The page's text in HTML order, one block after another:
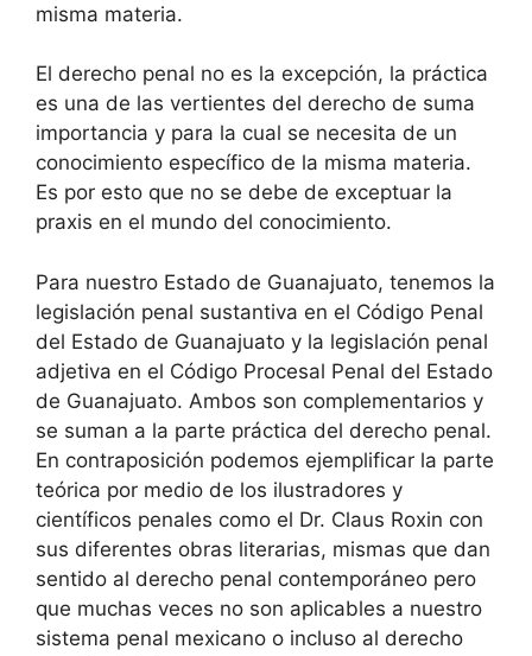
misma materia.
El derecho penal no es la excepción, la práctica
es una de las vertientes del derecho de suma
importancia y para la cual se necesita de un
conocimiento específico de la misma materia.
Es por esto que no se debe de exceptuar la
praxis en el mundo del conocimiento.
Para nuestro Estado de Guanajuato, tenemos la
legislación penal sustantiva en el Código Penal
del Estado de Guanajuato y la legislación penal
adjetiva en el Código Procesal Penal del Estado
de Guanajuato. Ambos son complementarios y
se suman a la parte práctica del derecho penal.
En contraposición podemos ejemplificar la parte
teórica por medio de los ilustradores y
científicos penales como el Dr. Claus Roxin con
sus diferentes obras literarias, mismas que dan
sentido al derecho penal contemporáneo pero
que muchas veces no son aplicables a nuestro
sistema penal mexicano o incluso al derecho